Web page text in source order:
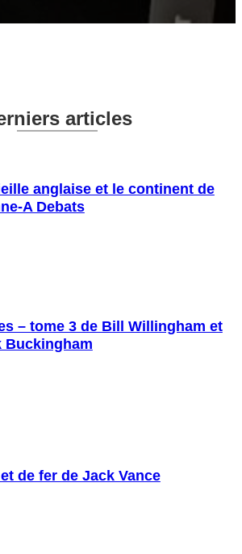
articles
anglaise et le continent de
A Debats
– tome 3 de Bill Willingham et
Buckingham
et de fer de Jack Vance